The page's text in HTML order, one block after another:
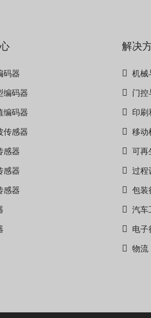
码器
编码器
编码器
传感器
感器
感器
感器
解决
机械
门控
印刷
移动
可再
过程
包装
汽车
电子
物流